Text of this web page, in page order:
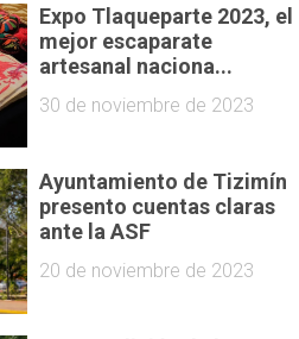
Expo Tlaqueparte 2023, el
mejor escaparate
artesanal naciona...
30 de noviembre de 2023
Ayuntamiento de Tizimín
presento cuentas claras
ante la ASF
20 de noviembre de 2023